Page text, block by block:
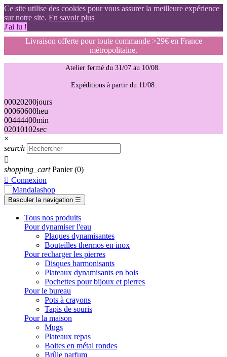
Ce site utilise des cookies pour vous assurer la meilleure expérience
sur notre site. En savoir plus
J'ai lu !
Livraison offerte pour toute commande >29€ en France
métropolitaine.
Atelier fermé du 31/07 au 10/08.
Expéditions à partir du 11/08.
00020200jours
00060600heu
00444400min
01000001sec
×
search

shopping_cart Panier (0)
 Connexion
Basculer la navigation ☰
Tous nos produits
Pour dynamiser l'eau
Plaques dynamisantes
Bouteilles thermos en inox
Pour recharger les pierres
Disques harmonisants
Plateaux dynamisants en bois
Pochettes pour bijoux et pierres
Pour le bureau
Pots à crayons
Tapis de souris
Pour la maison
Mugs
Plateaux repas
Boites en métal rondes
Brûle parfum